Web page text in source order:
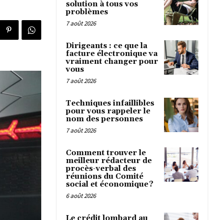
solution à tous vos
problèmes
7 août 2026
Dirigeants : ce que la
facture électronique va
vraiment changer pour
vous
7 août 2026
Techniques infaillibles
pour vous rappeler le
nom des personnes
7 août 2026
Comment trouver le
meilleur rédacteur de
procès-verbal des
réunions du Comité
social et économique ?
6 août 2026